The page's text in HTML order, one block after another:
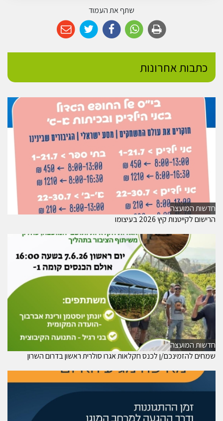
שתף את העמוד
כתבות אחרונות
חדשות המועצה
הרישום לקייטנות קיץ 2026 בעיצומו
חדשות המועצה
שמחים להזמינכם/ן לכנס חקלאות אגרו סולרית ראשון בדרום השרון